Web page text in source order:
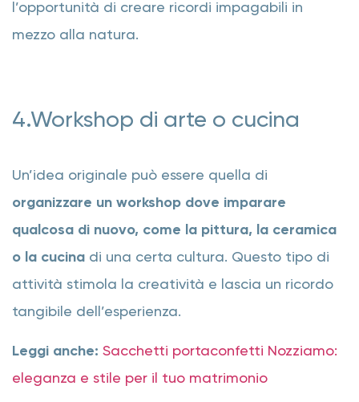
l’opportunità di creare ricordi impagabili in
mezzo alla natura.
4.Workshop di arte o cucina
Un’idea originale può essere quella di
organizzare un workshop dove imparare
qualcosa di nuovo, come la pittura, la ceramica
o la cucina di una certa cultura. Questo tipo di
attività stimola la creatività e lascia un ricordo
tangibile dell’esperienza.
Leggi anche: Sacchetti portaconfetti Nozziamo:
eleganza e stile per il tuo matrimonio